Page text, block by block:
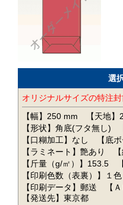
選
オリジナルサイズの特注封
【幅】250 mm
【天地
【形状】角底(フタ無し)
【口糊加工】なし
【底
【ラミネート】艶あり
【斤量（g/㎡）】153.5
【印刷色数（表裏）】１色
【印刷データ】郵送
【
【発送先】東京都